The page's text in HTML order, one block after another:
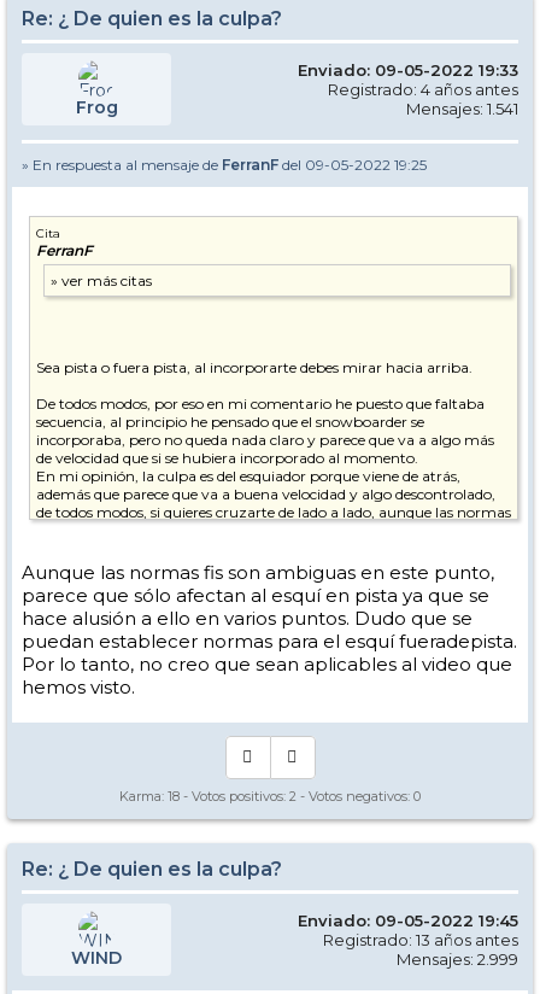
Re: ¿ De quien es la culpa?
Frog
Enviado: 09-05-2022 19:33
Registrado: 4 años antes
Mensajes: 1.541
» En respuesta al mensaje de FerranF del 09-05-2022 19:25
Cita
FerranF
Sea pista o fuera pista, al incorporarte debes mirar hacia arriba.
De todos modos, por eso en mi comentario he puesto que faltaba
secuencia, al principio he pensado que el snowboarder se
incorporaba, pero no queda nada claro y parece que va a algo más
de velocidad que si se hubiera incorporado al momento.
En mi opinión, la culpa es del esquiador porque viene de atrás,
además que parece que va a buena velocidad y algo descontrolado,
de todos modos, si quieres cruzarte de lado a lado, aunque las normas
porque no es una trayectoria normal
Aunque las normas fis son ambiguas en este punto,
parece que sólo afectan al esquí en pista ya que se
hace alusión a ello en varios puntos. Dudo que se
puedan establecer normas para el esquí fueradepista.
Por lo tanto, no creo que sean aplicables al video que
hemos visto.
Karma: 18 - Votos positivos: 2 - Votos negativos: 0
Re: ¿ De quien es la culpa?
WIND
Enviado: 09-05-2022 19:45
Registrado: 13 años antes
Mensajes: 2.999